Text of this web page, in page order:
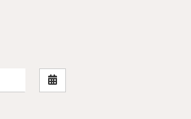
Nach Datum filtern